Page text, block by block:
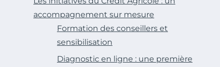
accompagnement sur mesure
Formation des conseillers et
sensibilisation
Diagnostic en ligne : une première